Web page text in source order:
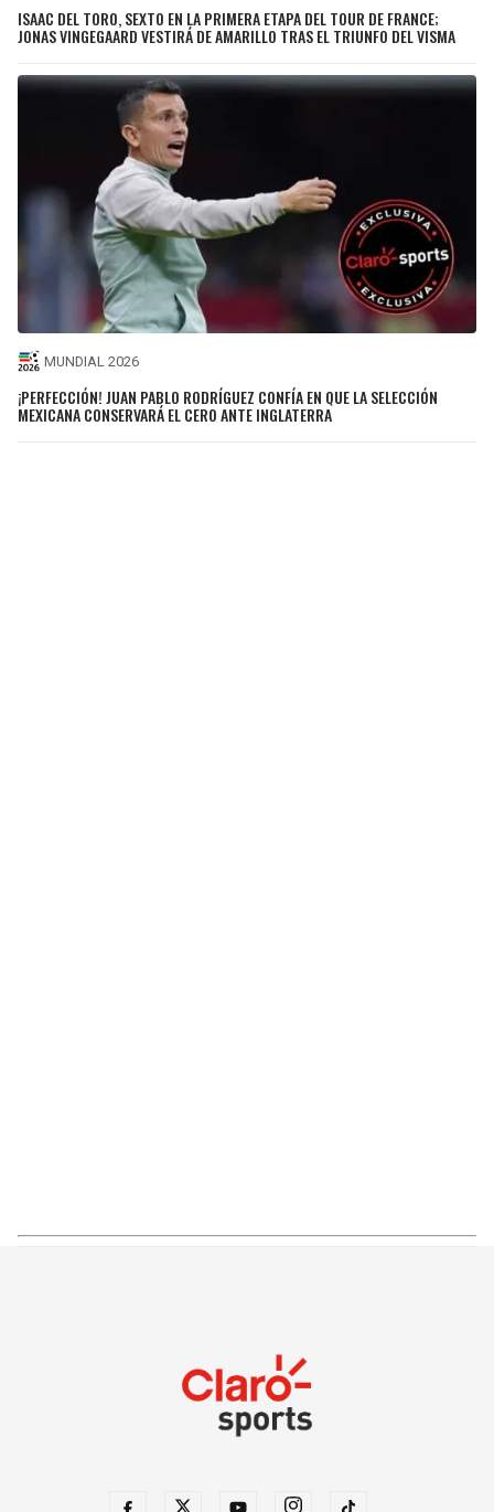
ISAAC DEL TORO, SEXTO EN LA PRIMERA ETAPA DEL TOUR DE FRANCE;
JONAS VINGEGAARD VESTIRÁ DE AMARILLO TRAS EL TRIUNFO DEL VISMA
MUNDIAL 2026
¡PERFECCIÓN! JUAN PABLO RODRÍGUEZ CONFÍA EN QUE LA SELECCIÓN
MEXICANA CONSERVARÁ EL CERO ANTE INGLATERRA